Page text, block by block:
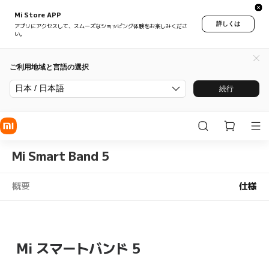
Mi Store APP
アプリにアクセスして、スムーズなショッピング体験をお楽しみくださ
い。
詳しくは
ご利用地域と言語の選択
日本 / 日本語 続行
Mi Smart Band 5
概要 仕様
Mi スマートバンド 5